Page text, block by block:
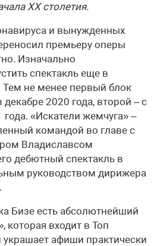
XX столетия.
и вынужденных
премьеру оперы
Изначально
спектакль еще в
не менее первый блок
2020 года, второй – с
«Искатели жемчуга» –
командой во главе с
Владиславсом
дебютный спектакль в
руководством дирижера
Бизе есть абсолютнейший
которая входит в Топ
афиши практически